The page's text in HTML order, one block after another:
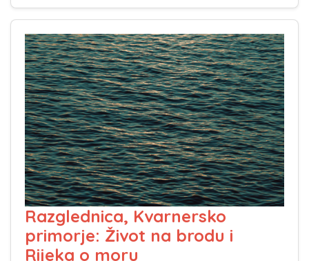
Razglednica, Kvarnersko
primorje: Život na brodu i
Rijeka o moru